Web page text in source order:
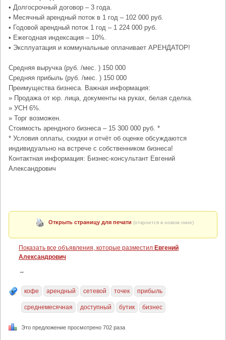
• Долгосрочный договор – 3 года.
• Месячный арендный поток в 1 год – 102 000 руб.
• Годовой арендный поток 1 год – 1 224 000 руб.
• Ежегодная индексация – 10%.
• Эксплуатация и коммунальные оплачивает АРЕНДАТОР!
Средняя выручка (руб. /мес. ) 150 000
Средняя прибыль (руб. /мес. ) 150 000
Преимущества бизнеса. Важная информация:
» Продажа от юр. лица, документы на руках, белая сделка.
» УСН 6%.
» Торг возможен.
Стоимость арендного бизнеса – 15 300 000 руб. *
* Условия оплаты, скидки и отчёт об оценке обсуждаются
индивидуально на встрече с собственником бизнеса!
Контактная информация: Бизнес-консультант Евгений
Александрович
Открыть страницу для печати (откроется в новом окне)
Показать все объявления, которые разместил Евгений
Александрович
→
кофе арендный сетевой точек прибыль
среднемесячная доступный бутик бизнес
Это предложение просмотрено 702 раза